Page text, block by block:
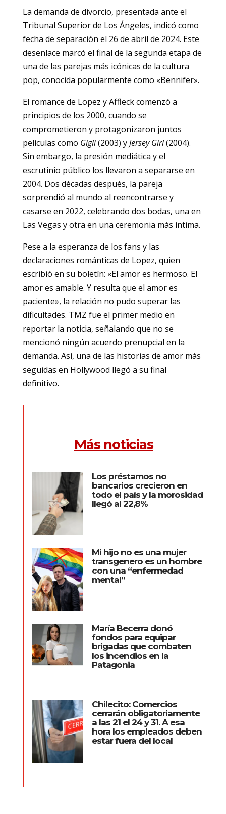
La demanda de divorcio, presentada ante el
Tribunal Superior de Los Ángeles, indicó como
fecha de separación el 26 de abril de 2024. Este
desenlace marcó el final de la segunda etapa de
una de las parejas más icónicas de la cultura
pop, conocida popularmente como «Bennifer».
El romance de Lopez y Affleck comenzó a
principios de los 2000, cuando se
comprometieron y protagonizaron juntos
películas como Gigli(2003) yJersey Girl(2004).
Sin embargo, la presión mediática y el
escrutinio público los llevaron a separarse en
2004. Dos décadas después, la pareja
sorprendió al mundo al reencontrarse y
casarse en 2022, celebrando dos bodas, una en
Las Vegas y otra en una ceremonia más íntima.
Pese a la esperanza de los fans y las
declaraciones románticas de Lopez, quien
escribió en su boletín: «El amor es hermoso. El
amor es amable. Y resulta que el amor es
paciente», la relación no pudo superar las
dificultades. TMZ fue el primer medio en
reportar la noticia, señalando que no se
mencionó ningún acuerdo prenupcial en la
demanda. Así, una de las historias de amor más
seguidas en Hollywood llegó a su final
definitivo.
Más noticias
Los préstamos no
bancarios crecieron en
todo el país y la morosidad
llegó al 22,8%
Mi hijo no es una mujer
transgenero es un hombre
con una “enfermedad
mental”
María Becerra donó
fondos para equipar
brigadas que combaten
los incendios en la
Patagonia
Chilecito: Comercios
cerrarán obligatoriamente
a las 21 el 24 y 31. A esa
hora los empleados deben
estar fuera del local